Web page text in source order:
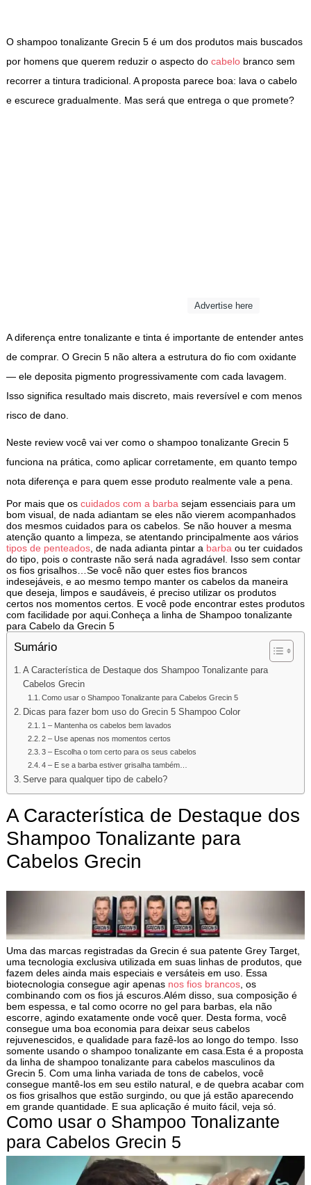
O shampoo tonalizante Grecin 5 é um dos produtos mais buscados
por homens que querem reduzir o aspecto do cabelobranco sem
recorrer a tintura tradicional. A proposta parece boa: lava o cabelo
e escurece gradualmente. Mas será que entrega o que promete?
Advertise here
A diferença entre tonalizante e tinta é importante de entender antes
de comprar. O Grecin 5 não altera a estrutura do fio com oxidante
— ele deposita pigmento progressivamente com cada lavagem.
Isso significa resultado mais discreto, mais reversível e com menos
risco de dano.
Neste review você vai ver como o shampoo tonalizante Grecin 5
funciona na prática, como aplicar corretamente, em quanto tempo
nota diferença e para quem esse produto realmente vale a pena.
Por mais que os cuidados com a barba sejam essenciais para um
bom visual, de nada adiantam se eles não vierem acompanhados
dos mesmos cuidados para os cabelos. Se não houver a mesma
atenção quanto a limpeza, se atentando principalmente aos vários
tipos de penteados, de nada adianta pintar a barba ou ter cuidados
do tipo, pois o contraste não será nada agradável. Isso sem contar
os fios grisalhos…Se você não quer estes fios brancos
indesejáveis, e ao mesmo tempo manter os cabelos da maneira
que deseja, limpos e saudáveis, é preciso utilizar os produtos
certos nos momentos certos. E você pode encontrar estes produtos
com facilidade por aqui.Conheça a linha de Shampoo tonalizante
para Cabelo da Grecin 5
Sumário
A Característica de Destaque dos Shampoo Tonalizante para
Cabelos Grecin
Como usar o Shampoo Tonalizante para Cabelos Grecin 5
Dicas para fazer bom uso do Grecin 5 Shampoo Color
1 – Mantenha os cabelos bem lavados
2 – Use apenas nos momentos certos
3 – Escolha o tom certo para os seus cabelos
4 – E se a barba estiver grisalha também…
Serve para qualquer tipo de cabelo?
A Característica de Destaque dos
Shampoo Tonalizante para
Cabelos Grecin
Uma das marcas registradas da Grecin é sua patente Grey Target,
uma tecnologia exclusiva utilizada em suas linhas de produtos, que
fazem deles ainda mais especiais e versáteis em uso. Essa
biotecnologia consegue agir apenas nos fios brancos, os
combinando com os fios já escuros.Além disso, sua composição é
bem espessa, e tal como ocorre no gel para barbas, ela não
escorre, agindo exatamente onde você quer. Desta forma, você
consegue uma boa economia para deixar seus cabelos
rejuvenescidos, e qualidade para fazê-los ao longo do tempo. Isso
somente usando o shampoo tonalizante em casa.Esta é a proposta
da linha de shampoo tonalizante para cabelos masculinos da
Grecin 5. Com uma linha variada de tons de cabelos, você
consegue mantê-los em seu estilo natural, e de quebra acabar com
os fios grisalhos que estão surgindo, ou que já estão aparecendo
em grande quantidade. E sua aplicação é muito fácil, veja só.
Como usar o Shampoo Tonalizante
para Cabelos Grecin 5